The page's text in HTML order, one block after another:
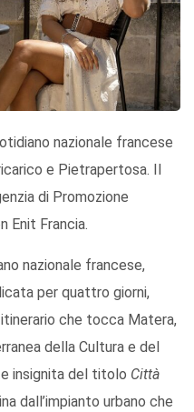
nazionale francese
e Pietrapertosa. Il
di Promozione
Enit Francia.
nazionale francese,
per quattro giorni,
itinerario che tocca Matera,
della Cultura e del
insignita del titolo Città
dall’impianto urbano che